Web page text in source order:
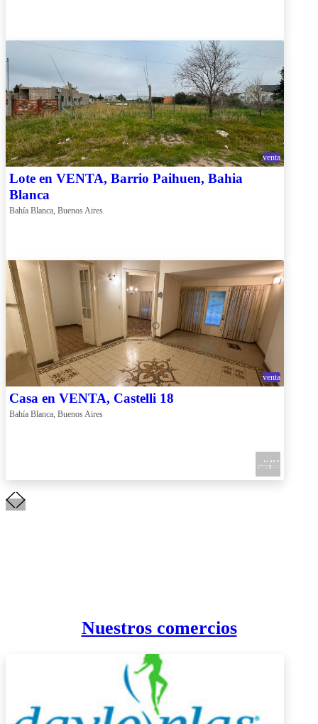
venta
Lote en VENTA, Barrio Paihuen, Bahia
Blanca
Bahía Blanca, Buenos Aires
venta
Casa en VENTA, Castelli 18
Bahía Blanca, Buenos Aires
Nuestros comercios